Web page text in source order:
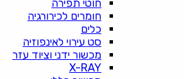
חוטי תפירה
חומרים לכירורגיה
כלים
סט עירוי לאינפוזיה
מכשור ידני וציוד עזר
X-RAY